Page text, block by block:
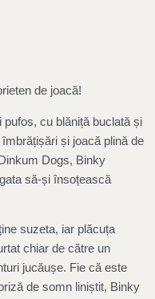
de joacă!
cu blăniță buclată și
și joacă plină de
Dogs, Binky
să-și însoțească
suzeta, iar plăcuța
chiar de către un
jucăușe. Fie că este
de somn liniștit, Binky